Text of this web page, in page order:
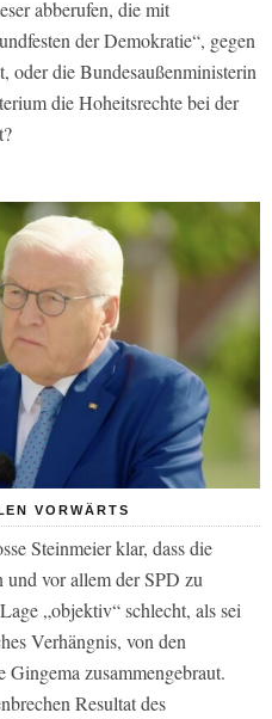
abberufen, die mit
der Demokratie“, gegen
oder die Bundesaußenministerin
die Hoheitsrechte bei der
VORWÄRTS
Steinmeier klar, dass die
vor allem der SPD zu
„objektiv“ schlecht, als sei
Verhängnis, von den
Gingema zusammengebraut.
Resultat des